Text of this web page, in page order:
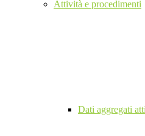
Attività e procedimenti
Dati aggregati